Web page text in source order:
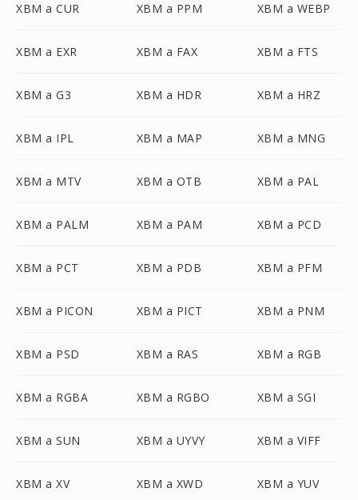
XBM a CUR XBM a PPM XBM a WEBP
XBM a EXR XBM a FAX XBM a FTS
XBM a G3 XBM a HDR XBM a HRZ
XBM a IPL XBM a MAP XBM a MNG
XBM a MTV XBM a OTB XBM a PAL
XBM a PALM XBM a PAM XBM a PCD
XBM a PCT XBM a PDB XBM a PFM
XBM a PICON XBM a PICT XBM a PNM
XBM a PSD XBM a RAS XBM a RGB
XBM a RGBA XBM a RGBO XBM a SGI
XBM a SUN XBM a UYVY XBM a VIFF
XBM a XV XBM a XWD XBM a YUV